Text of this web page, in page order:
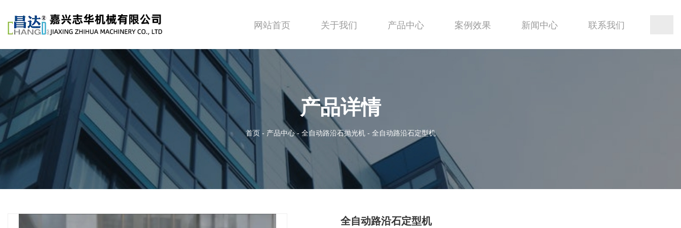
网站首页 关于我们 产品中心 案例效果 新闻中心 联系我们
产品详情
首页 - 产品中心 - 全自动路沿石抛光机 - 全自动路沿石定型机
全自动路沿石定型机